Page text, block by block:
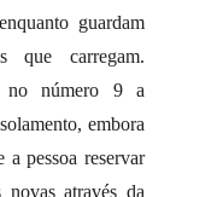
guardam
que carregam.
no número 9 a
embora
a pessoa reservar
novas através da